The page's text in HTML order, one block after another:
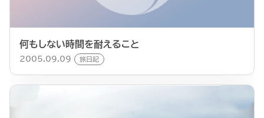
何もしない時間を耐えること
2005.09.09 旅日記